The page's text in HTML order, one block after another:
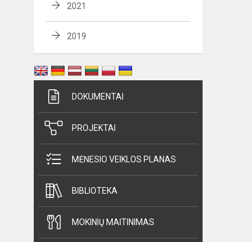
2021
2019
DOKUMENTAI
PROJEKTAI
MĖNESIO VEIKLOS PLANAS
BIBLIOTEKA
MOKINIŲ MAITINIMAS